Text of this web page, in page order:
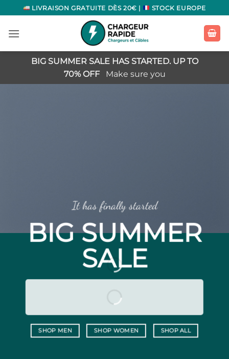
Passer
au
contenu
LIVRAISON GRATUITE DÈS 20€ | STOCK EUROPE
BIG SUMMER SALE HAS STARTED. UP TO
70% OFF Make sure you
It has finally started
BIG SUMMER
SALE
SHOP MEN SHOP WOMEN SHOP ALL